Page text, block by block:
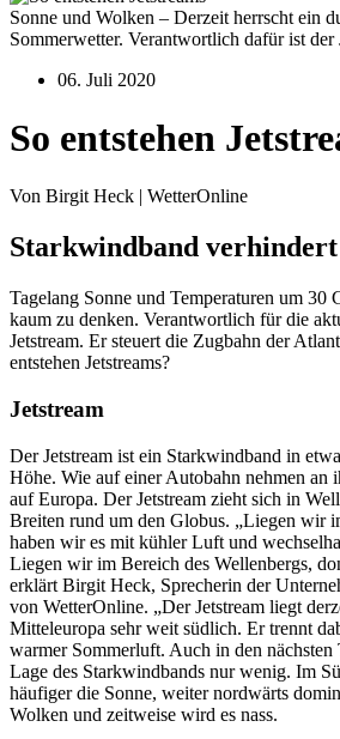
Sonne und Wolken – Derzeit herrscht ein
Sommerwetter. Verantwortlich dafür ist der
06. Juli 2020
So entstehen
Von Birgit Heck | WetterOnline
Starkwindband
Tagelang Sonne und Temperaturen um 30
kaum zu denken. Verantwortlich für die
Jetstream. Er steuert die Zugbahn der
entstehen Jetstreams?
Jetstream
Der Jetstream ist ein Starkwindband in
Höhe. Wie auf einer Autobahn nehmen an
auf Europa. Der Jetstream zieht sich in
Breiten rund um den Globus. „Liegen wir
haben wir es mit kühler Luft und
Liegen wir im Bereich des Wellenbergs,
erklärt Birgit Heck, Sprecherin der
von WetterOnline. „Der Jetstream liegt
Mitteleuropa sehr weit südlich. Er trennt
warmer Sommerluft. Auch in den nächsten
Lage des Starkwindbands nur wenig. Im
häufiger die Sonne, weiter nordwärts
Wolken und zeitweise wird es nass.